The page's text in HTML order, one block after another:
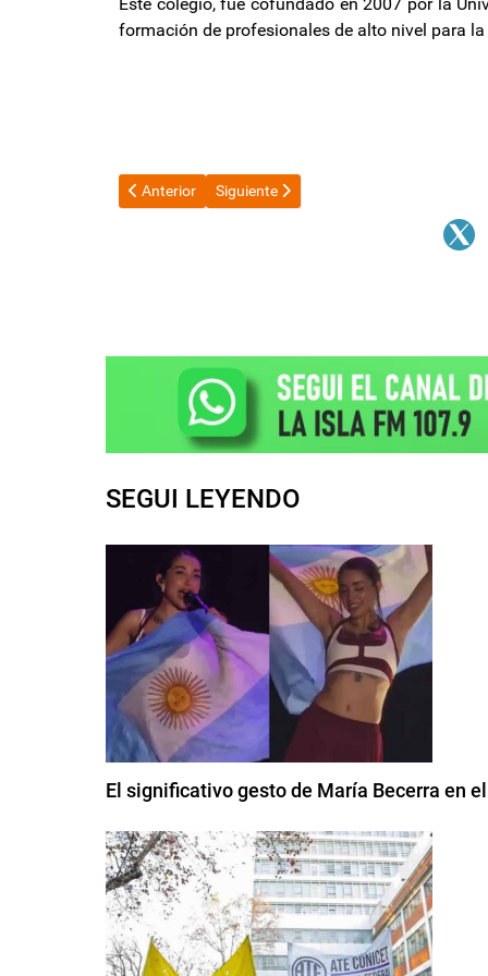
formación de profesionales de alto nivel para
Artículo anterior: Federico Sturzenegger
Anterior Artículo siguiente: Lejos de los deseos
Siguiente
SEGUI LEYENDO
El significativo gesto de María Becerra en